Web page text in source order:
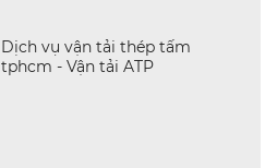
Dịch vụ vận tải thép tấm
tphcm - Vận tải ATP